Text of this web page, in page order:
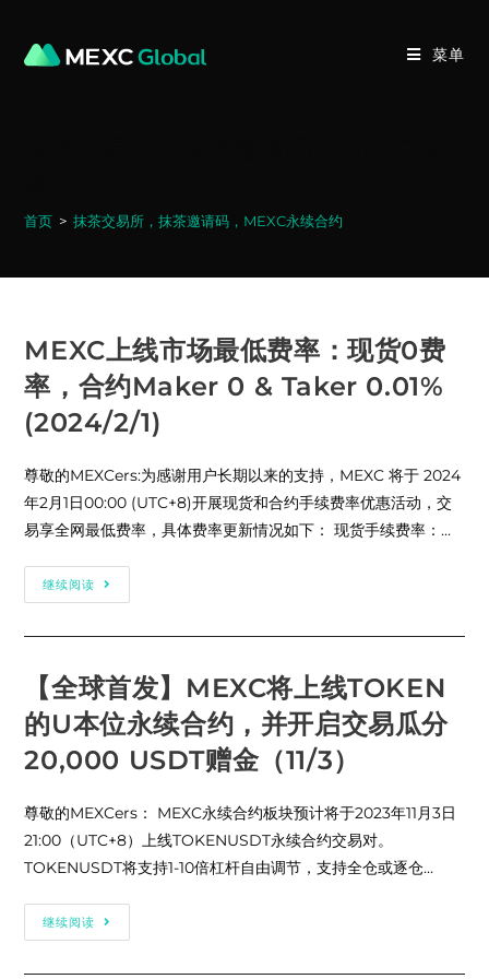
content
菜单
首页 > 抹茶交易所，抹茶邀请码，MEXC永续合约
MEXC上线市场最低费率：现货0费
率，合约Maker 0 & Taker 0.01%
(2024/2/1)
尊敬的MEXCers:为感谢用户长期以来的支持，MEXC 将于 2024
年2月1日00:00 (UTC+8)开展现货和合约手续费率优惠活动，交
易享全网最低费率，具体费率更新情况如下： 现货手续费率：…
继续阅读 MEXC
上
低
费
率：
现
货
0
费
约
0
&
Taker
(2024/2/1)
【全球首发】MEXC将上线TOKEN
的U本位永续合约，并开启交易瓜分
20,000 USDT赠金（11/3）
尊敬的MEXCers： MEXC永续合约板块预计将于2023年11月3日
21:00（UTC+8）上线TOKENUSDT永续合约交易对。
TOKENUSDT将支持1-10倍杠杆自由调节，支持全仓或逐仓…
继续阅读 【全
球